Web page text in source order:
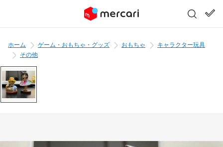
ホーム ゲーム・おもちゃ・グッズ おもちゃ
キャラクター玩具
その他